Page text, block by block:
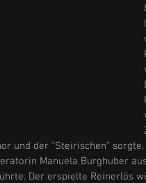
und der "Steirischen" sorgte.
Manuela Burghuber
Der erspielte Reinerlös